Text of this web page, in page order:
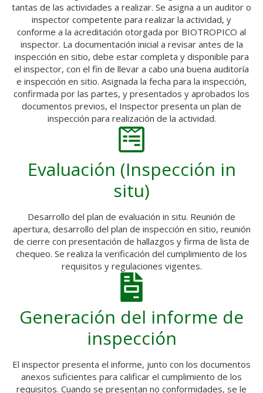
tantas de las actividades a realizar. Se asigna a un auditor o
inspector competente para realizar la actividad, y
conforme a la acreditación otorgada por BIOTROPICO al
inspector. La documentación inicial a revisar antes de la
inspección en sitio, debe estar completa y disponible para
el inspector, con el fin de llevar a cabo una buena auditoría
e inspección en sitio. Asignada la fecha para la inspección,
confirmada por las partes, y presentados y aprobados los
documentos previos, el Inspector presenta un plan de
inspección para realización de la actividad.
Evaluación (Inspección in
situ)
Desarrollo del plan de evaluación in situ. Reunión de
apertura, desarrollo del plan de inspección en sitio, reunión
de cierre con presentación de hallazgos y firma de lista de
chequeo. Se realiza la verificación del cumplimiento de los
requisitos y regulaciones vigentes.
Generación del informe de
inspección
El inspector presenta el informe, junto con los documentos
anexos suficientes para calificar el cumplimiento de los
requisitos. Cuando se presentan no conformidades, se le